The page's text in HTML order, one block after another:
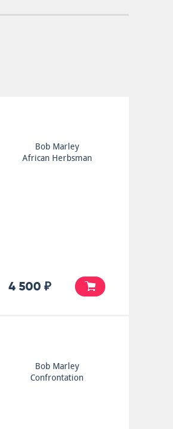
Bob Marley
African Herbsman
4 500 ₽
Bob Marley
Confrontation